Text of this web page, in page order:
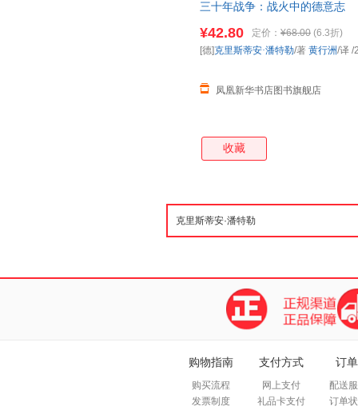
三十年战争：战火中的德意志
¥42.80 定价： ¥68.00 (6.3折)
凤凰新华书店图书旗舰店
[德]克里斯蒂安·潘特勒/著 黄行洲/译 /
收藏
购物指南
购买流程
发票制度
支付方式
网上支付
礼品卡支付
订
配送
订单